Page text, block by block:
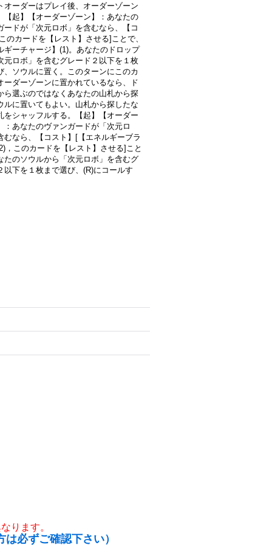
オーダーはプレイ後、オーダーゾーン
【起】【オーダーゾーン】：あなたの
ードが「次元ロボ」を含むなら、【コ
のカードを【レスト】させる]ことで、
ギーチャージ】(1)。あなたのドロップ
元ロボ」を含むグレード２以下を１枚
、ソウルに置く。このターンにこのカ
ーダーゾーンに置かれているなら、ド
ら選ぶのではなくあなたの山札から探
ルに置いてもよい。山札から探したな
をシャッフルする。【起】【オーダー
：あなたのヴァンガードが「次元ロ
むなら、【コスト】[【エネルギーブラ
，このカードを【レスト】させる]こと
たのソウルから「次元ロボ」を含むグ
以下を１枚まで選び、(R)にコールす
ります。
必ずご確認下さい）